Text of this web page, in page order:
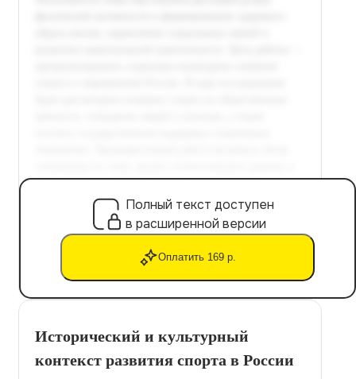
Полный текст доступен
в расширенной версии
Оплатить 169 р.
Исторический и культурный
контекст развития спорта в России